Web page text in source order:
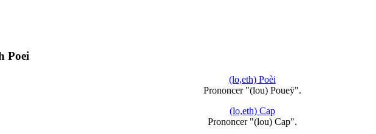
Poei
(lo,eth) Poèi
Prononcer "(lou) Poueÿ".
(lo,eth) Cap
Prononcer "(lou) Cap".